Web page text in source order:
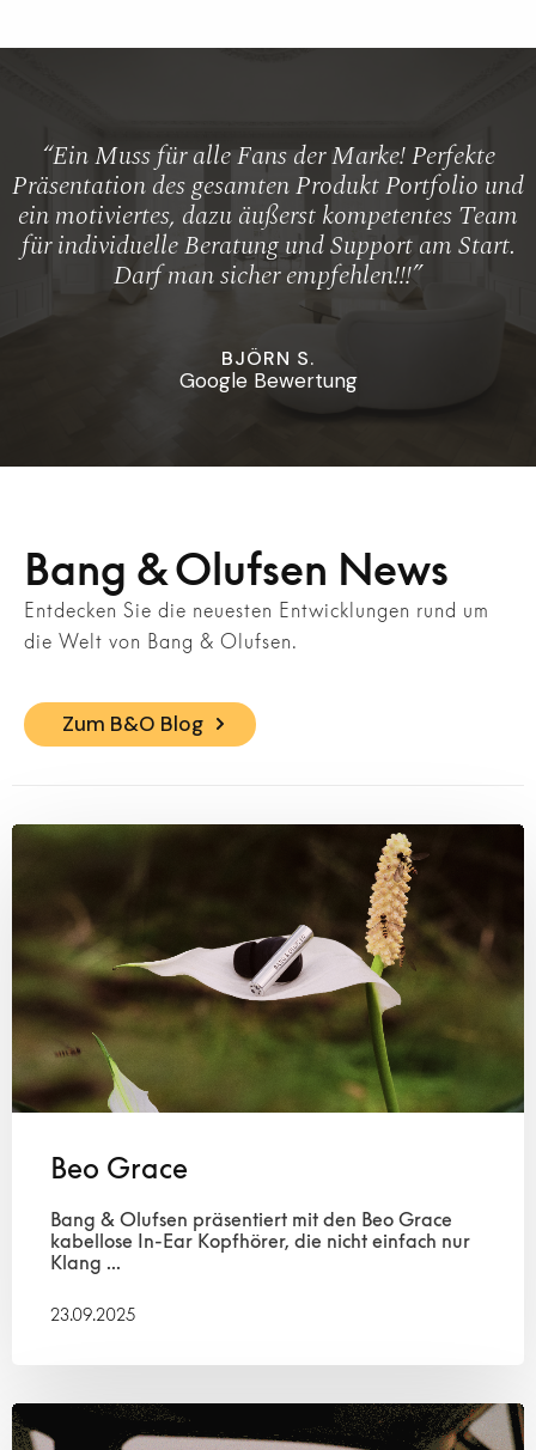
“Ein Muss für alle Fans der Marke! Perfekte
Präsentation des gesamten Produkt Portfolio und
ein motiviertes, dazu äußerst kompetentes Team
für individuelle Beratung und Support am Start.
Darf man sicher empfehlen!!!”
BJÖRN S.
Google Bewertung
Bang & Olufsen News
Entdecken Sie die neuesten Entwicklungen rund um
die Welt von Bang & Olufsen.
Zum B&O Blog
Beo Grace
Bang & Olufsen präsentiert mit den Beo Grace
kabellose In-Ear Kopfhörer, die nicht einfach nur
Klang ...
23.09.2025